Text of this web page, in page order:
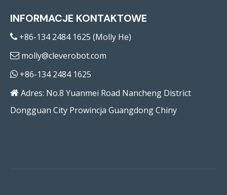
INFORMACJE KONTAKTOWE
 +86-134 2484 1625 (Molly He)
 molly@cleverobot.com
 +86-134 2484 1625
 Adres: No.8 Yuanmei Road Nancheng District
Dongguan City Prowincja Guangdong Chiny